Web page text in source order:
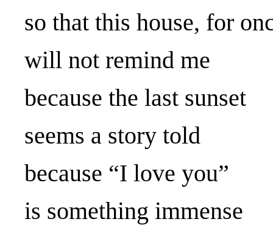
so that this house, for
will not remind me
because the last sunset
seems a story told
because “I love you”
is something immense